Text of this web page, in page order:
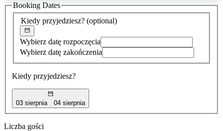
została
znaleziona
Kiedy przyjedziesz? (optional)
Wybierz datę rozpoczęcia
Wybierz datę zakończenia
Kiedy przyjedziesz?
03 sierpnia 04 sierpnia
Booking Dates
Liczba gości